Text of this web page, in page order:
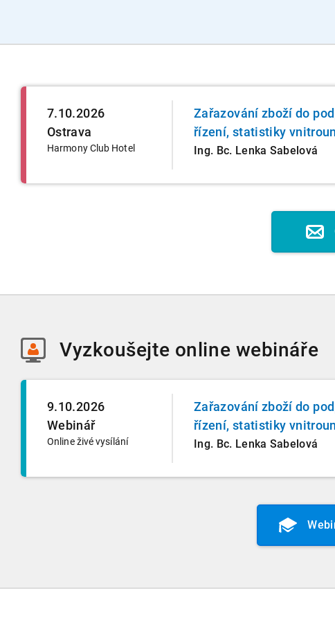
7.10.2026
Ostrava
Harmony Club Hotel
Zařazování zboží do
řízení, statistiky
Ing. Bc. Lenka Sabelová
Vyzkoušejte online webináře
9.10.2026
Webinář
Online živé vysílání
Zařazování zboží do
řízení, statistiky
Ing. Bc. Lenka Sabelová